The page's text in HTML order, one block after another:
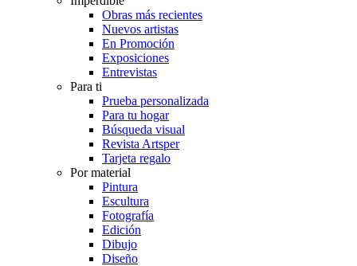
Obras más recientes
Nuevos artistas
En Promoción
Exposiciones
Entrevistas
Para ti
Prueba personalizada
Para tu hogar
Búsqueda visual
Revista Artsper
Tarjeta regalo
Por material
Pintura
Escultura
Fotografía
Edición
Dibujo
Diseño